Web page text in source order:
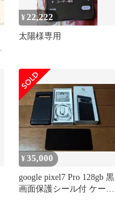
¥ 22,222
太陽様専用
¥35,000
google pixel7 Pro 128gb 黒
画面保護シール付 ケース